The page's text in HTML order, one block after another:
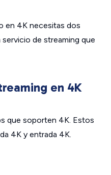
en 4K necesitas dos
de streaming que
en 4K
que soporten 4K. Estos
4K y entrada 4K.